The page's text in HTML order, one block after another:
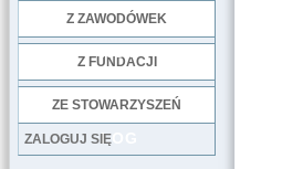
Z ZAWODÓWEK
Z FUNDACJI
ZE STOWARZYSZEŃ
LOG
ZALOGUJ SIĘ